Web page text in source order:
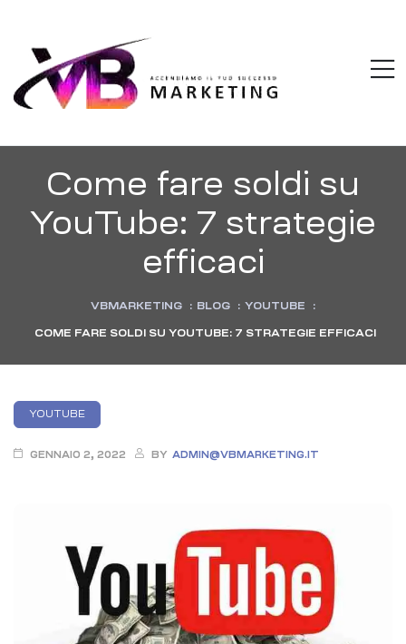
Come fare soldi su
YouTube: 7 strategie
efficaci
VBMARKETING : BLOG : YOUTUBE :
COME FARE SOLDI SU YOUTUBE: 7 STRATEGIE EFFICACI
Categories
YOUTUBE
GENNAIO 2, 2022 BY ADMIN@VBMARKETING.IT